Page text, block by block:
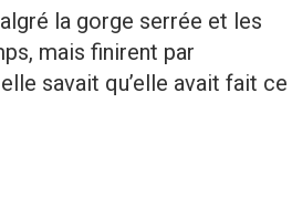
la gorge serrée et les
mais finirent par
savait qu’elle avait fait ce